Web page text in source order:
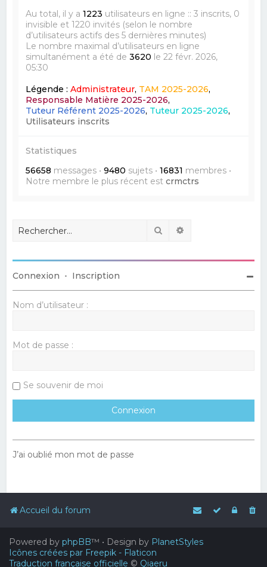
Au total, il y a1223 utilisateurs en ligne :: 3 inscrits, 0
invisible et 1220 invités (selon le nombre
d’utilisateurs actifs des 5 dernières minutes)
Le nombre maximal d’utilisateurs en ligne
simultanément a été de3620 le 22 févr. 2026,
05:30
Légende :Administrateur, TAM 2025-2026,
Responsable Matière 2025-2026,
Tuteur Référent 2025-2026, Tuteur 2025-2026,
Utilisateurs inscrits
Statistiques
56658 messages •9480 sujets •16831 membres •
Notre membre le plus récent estcrmctrs
Rechercher
Connexion • Inscription
Nom d’utilisateur :
Mot de passe :
Se souvenir de moi
J’ai oublié mon mot de passe
Accueil du forum
Powered by phpBB™ • Design by PlanetStyles
Icônes créées par Freepik - Flaticon
Traduction française officielle © Qiaeru